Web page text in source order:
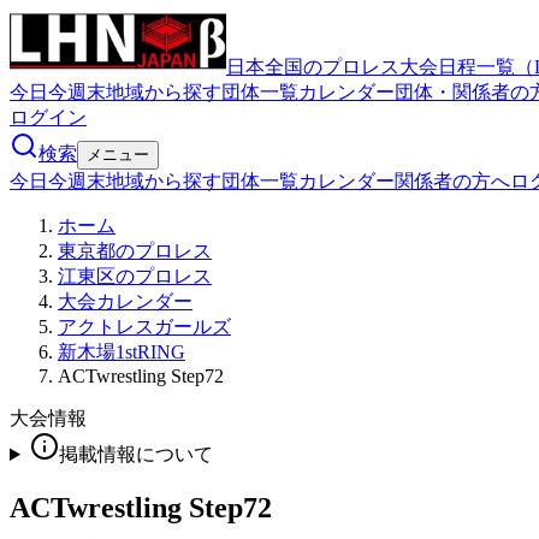
日本全国のプロレス大会日程一覧（
今日 今週末地域から探す団体一覧カレンダー団体・関係者の
ログイン
検索
メニュー
今日 今週末地域から探す団体一覧カレンダー関係者の方へロ
ホーム
東京都のプロレス
江東区のプロレス
大会カレンダー
アクトレスガールズ
新木場1stRING
ACTwrestling Step72
大会情報
掲載情報について
ACTwrestling Step72